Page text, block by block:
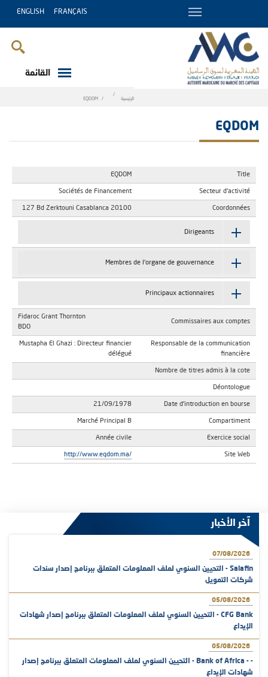
FRANÇAIS
ENGLISH
القائمة
الرئيسية EQDOM
EQDOM
Title
EQDOM
Secteur d'activité
Sociétés de Financement
Coordonnées
127 Bd Zerktouni Casablanca 20100
Dirigeants
Membres de l'organe de gouvernance
Principaux actionnaires
Commissaires aux comptes
Fidaroc Grant Thornton
BDO
Responsable de la communication
financière
Mustapha El Ghazi : Directeur financier
délégué
Nombre de titres admis à la cote
Déontologue
Date d'introduction en bourse
21/09/1978
Compartiment
Marché Principal B
Exercice social
Année civile
Site Web
http://www.eqdom.ma/
آخر الأخبار
07/08/2026
Salafin - التحيين السنوي لملف المعلومات المتعلق ببرنامج إصدار سندات
شركات التمويل
05/08/2026
CFG Bank - التحيين السنوي لملف المعلومات المتعلق ببرنامج إصدار شهادات
الإيداع
05/08/2026
- - Bank of Africa - التحيين السنوي لملف المعلومات المتعلق ببرنامج إصدار
شهادات الإيداع